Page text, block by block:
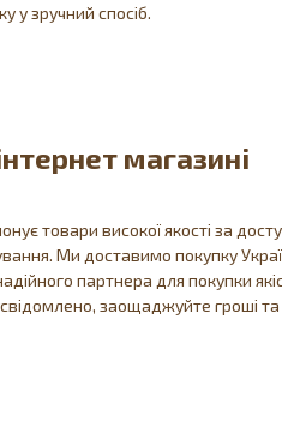
у зручний спосіб.
магазині
товари високої якості за
Ми доставимо покупку
партнера для покупки
заощаджуйте гроші та